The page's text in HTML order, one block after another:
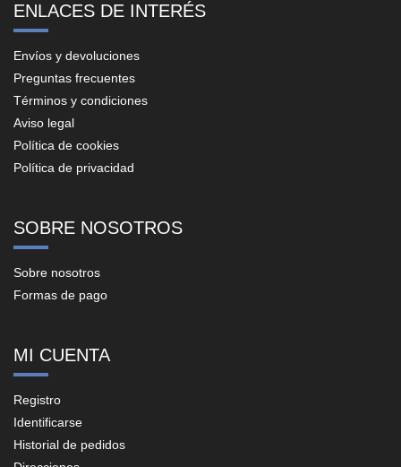
ENLACES DE INTERÉS
Envíos y devoluciones
Preguntas frecuentes
Términos y condiciones
Aviso legal
Política de cookies
Política de privacidad
SOBRE NOSOTROS
Sobre nosotros
Formas de pago
MI CUENTA
Registro
Identificarse
Historial de pedidos